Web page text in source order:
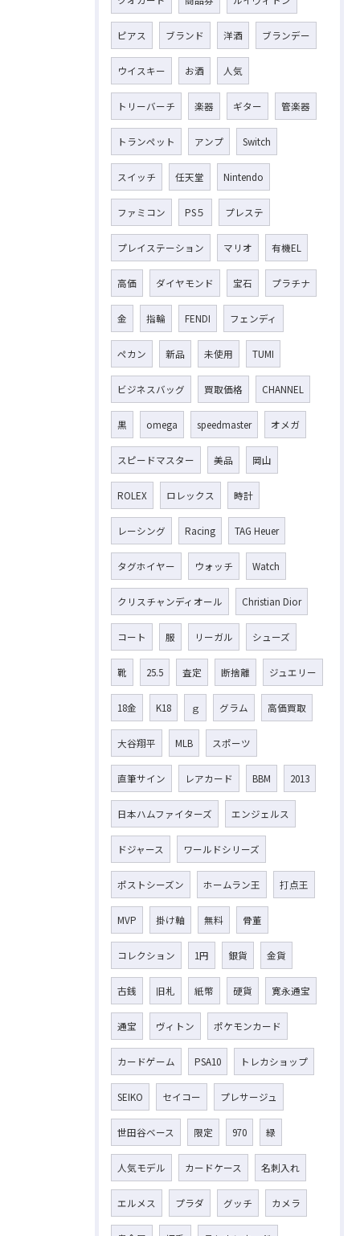
ピアス ブランド 洋酒 ブランデー
ウイスキー お酒 人気
トリーバーチ 楽器 ギター 管楽器
トランペット アンプ Switch
スイッチ 任天堂 Nintendo
ファミコン PS５ プレステ
プレイステーション マリオ 有機EL
高価 ダイヤモンド 宝石 プラチナ
金 指輪 FENDI フェンディ
ペカン 新品 未使用 TUMI
ビジネスバッグ 買取価格 CHANNEL
黒 omega speedmaster オメガ
スピードマスター 美品 岡山
ROLEX ロレックス 時計
レーシング Racing TAG Heuer
タグホイヤー ウォッチ Watch
クリスチャンディオール Christian Dior
コート 服 リーガル シューズ
靴 25.5 査定 断捨離 ジュエリー
18金 K18 ｇ グラム 高価買取
大谷翔平 MLB スポーツ
直筆サイン レアカード BBM 2013
日本ハムファイターズ エンジェルス
ドジャース ワールドシリーズ
ポストシーズン ホームラン王 打点王
MVP 掛け軸 無料 骨董
コレクション 1円 銀貨 金貨
古銭 旧札 紙幣 硬貨 寛永通宝
通宝 ヴィトン ポケモンカード
カードゲーム PSA10 トレカショップ
SEIKO セイコー プレサージュ
世田谷ベース 限定 970 緑
人気モデル カードケース 名刺入れ
エルメス プラダ グッチ カメラ